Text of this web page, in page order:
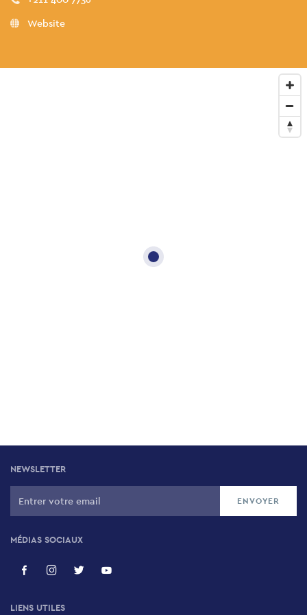
Website
NEWSLETTER
MÉDIAS SOCIAUX
LIENS UTILES